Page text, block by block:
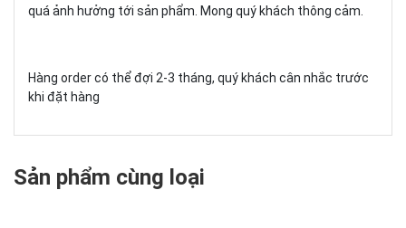
quá ảnh hưởng tới sản phẩm. Mong quý khách thông cảm.
Hàng order có thể đợi 2-3 tháng, quý khách cân nhắc trước
khi đặt hàng
Sản phẩm cùng loại